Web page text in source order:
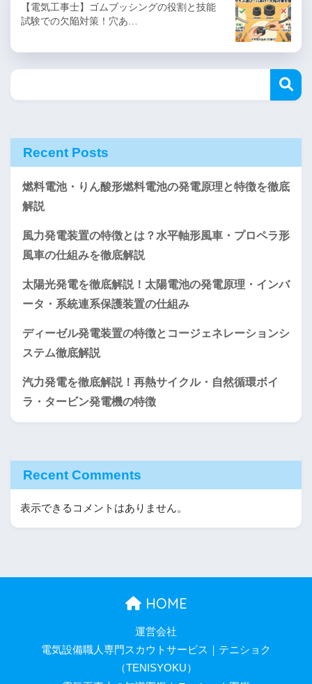
【電気工事士】ゴムブッシングの役割と技能
試験での欠陥対策！穴あ…
Recent Posts
燃料電池・りん酸形燃料電池の発電原理と特徴を徹底
解説
風力発電装置の特徴とは？水平軸形風車・プロペラ形
風車の仕組みを徹底解説
太陽光発電を徹底解説！太陽電池の発電原理・インバ
ータ・系統連系保護装置の仕組み
ディーゼル発電装置の特徴とコージェネレーションシ
ステム徹底解説
汽力発電を徹底解説！再熱サイクル・自然循環ボイ
ラ・タービン発電機の特徴
Recent Comments
表示できるコメントはありません。
HOME
運営会社
電気設備職人専門スカウトサービス｜テニショク
（TENISYOKU）